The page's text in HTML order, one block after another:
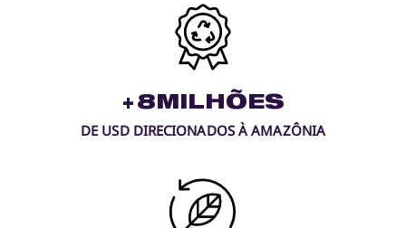
+8MILHÕES
DE USD DIRECIONADOS À AMAZÔNIA